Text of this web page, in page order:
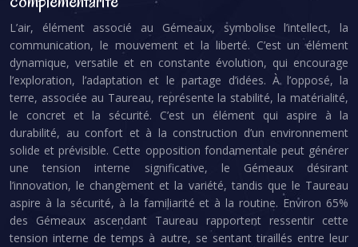
L’air, élément associé au Gémeaux, symbolise l’intellect, la
communication, le mouvement et la liberté. C’est un élément
dynamique, versatile et en constante évolution, qui encourage
l’exploration, l’adaptation et le partage d’idées. À l’opposé, la
terre, associée au Taureau, représente la stabilité, la matérialité,
le concret et la sécurité. C’est un élément qui aspire à la
durabilité, au confort et à la construction d’un environnement
solide et prévisible. Cette opposition fondamentale peut générer
une tension interne significative, le Gémeaux désirant
l’innovation, le changement et la variété, tandis que le Taureau
aspire à la sécurité, à la familiarité et à la routine. Environ 65%
des Gémeaux ascendant Taureau rapportent ressentir cette
tension interne de temps à autre, se sentant tiraillés entre leur